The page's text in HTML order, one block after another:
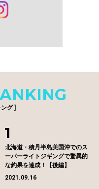
グ ]
北海道・積丹半島美国沖でのス
ーパーライトジギングで驚異的
な釣果を達成！【後編】
2021.09.16